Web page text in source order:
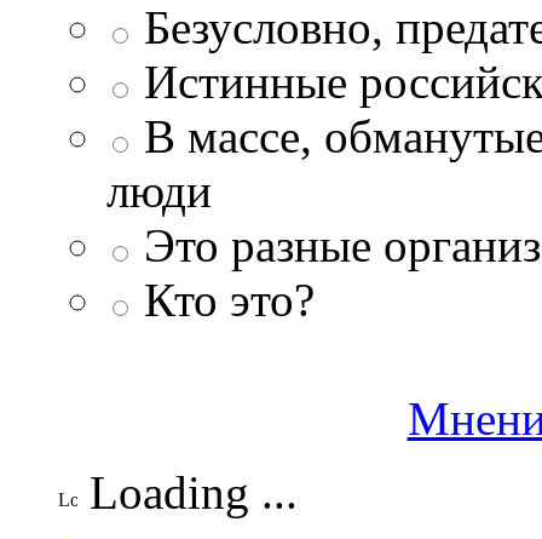
Безусловно,
Истинные
В массе,
люди
Это разные
Кто это?
Loading ...